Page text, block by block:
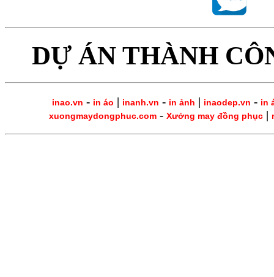
DỰ ÁN THÀNH
inao.vn - in áo | inanh.vn - in ảnh | inaodep.vn - in
xuongmaydongphuc.com- Xưởng may đồng phục|